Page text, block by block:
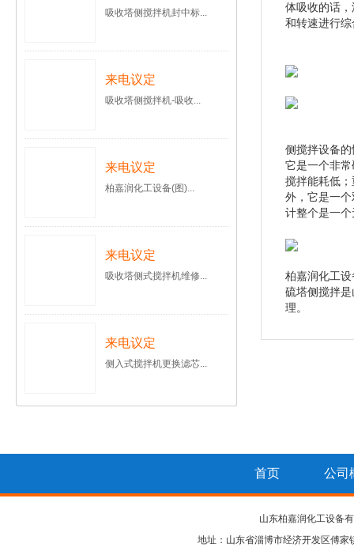
吸收塔侧搅拌机封中标...
来电议定
吸收塔侧搅拌机-吸收...
来电议定
柏嘉润化工设备(图)...
来电议定
吸收塔侧式搅拌机维修...
来电议定
侧入式搅拌机更换滤芯...
体吸收的话
和转速进行
侧搅拌设备
它是一个非
搅拌能耗低
外，它是一
计整个是一
柏嘉润化工
硫塔侧搅拌
理。
首页 公司
山东柏嘉润化工设备
地址：山东省淄博市经济开发区傅